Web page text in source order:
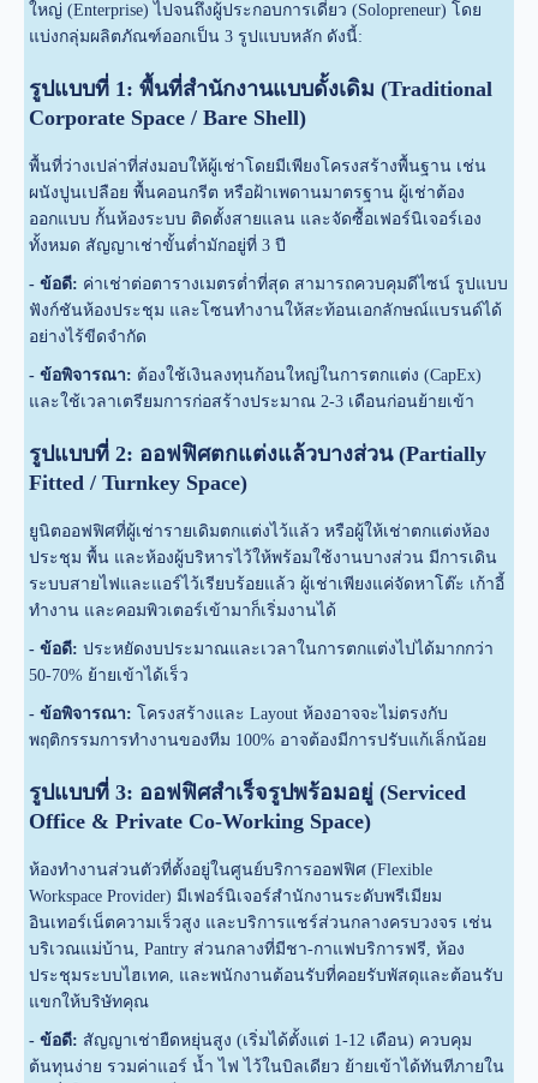
ใหญ่ (Enterprise) ไปจนถึงผู้ประกอบการเดี่ยว (Solopreneur) โดย
แบ่งกลุ่มผลิตภัณฑ์ออกเป็น 3 รูปแบบหลัก ดังนี้:
รูปแบบที่ 1: พื้นที่สำนักงานแบบดั้งเดิม (Traditional
Corporate Space / Bare Shell)
พื้นที่ว่างเปล่าที่ส่งมอบให้ผู้เช่าโดยมีเพียงโครงสร้างพื้นฐาน เช่น
ผนังปูนเปลือย พื้นคอนกรีต หรือฝ้าเพดานมาตรฐาน ผู้เช่าต้อง
ออกแบบ กั้นห้องระบบ ติดตั้งสายแลน และจัดซื้อเฟอร์นิเจอร์เอง
ทั้งหมด สัญญาเช่าขั้นต่ำมักอยู่ที่ 3 ปี
- ข้อดี: ค่าเช่าต่อตารางเมตรต่ำที่สุด สามารถควบคุมดีไซน์ รูปแบบ
ฟังก์ชันห้องประชุม และโซนทำงานให้สะท้อนเอกลักษณ์แบรนด์ได้
อย่างไร้ขีดจำกัด
- ข้อพิจารณา: ต้องใช้เงินลงทุนก้อนใหญ่ในการตกแต่ง (CapEx)
และใช้เวลาเตรียมการก่อสร้างประมาณ 2-3 เดือนก่อนย้ายเข้า
รูปแบบที่ 2: ออฟฟิศตกแต่งแล้วบางส่วน (Partially
Fitted / Turnkey Space)
ยูนิตออฟฟิศที่ผู้เช่ารายเดิมตกแต่งไว้แล้ว หรือผู้ให้เช่าตกแต่งห้อง
ประชุม พื้น และห้องผู้บริหารไว้ให้พร้อมใช้งานบางส่วน มีการเดิน
ระบบสายไฟและแอร์ไว้เรียบร้อยแล้ว ผู้เช่าเพียงแค่จัดหาโต๊ะ เก้าอี้
ทำงาน และคอมพิวเตอร์เข้ามาก็เริ่มงานได้
- ข้อดี: ประหยัดงบประมาณและเวลาในการตกแต่งไปได้มากกว่า
50-70% ย้ายเข้าได้เร็ว
- ข้อพิจารณา: โครงสร้างและ Layout ห้องอาจจะไม่ตรงกับ
พฤติกรรมการทำงานของทีม 100% อาจต้องมีการปรับแก้เล็กน้อย
รูปแบบที่ 3: ออฟฟิศสำเร็จรูปพร้อมอยู่ (Serviced
Office & Private Co-Working Space)
ห้องทำงานส่วนตัวที่ตั้งอยู่ในศูนย์บริการออฟฟิศ (Flexible
Workspace Provider) มีเฟอร์นิเจอร์สำนักงานระดับพรีเมียม
อินเทอร์เน็ตความเร็วสูง และบริการแชร์ส่วนกลางครบวงจร เช่น
บริเวณแม่บ้าน, Pantry ส่วนกลางที่มีชา-กาแฟบริการฟรี, ห้อง
ประชุมระบบไฮเทค, และพนักงานต้อนรับที่คอยรับพัสดุและต้อนรับ
แขกให้บริษัทคุณ
- ข้อดี: สัญญาเช่ายืดหยุ่นสูง (เริ่มได้ตั้งแต่ 1-12 เดือน) ควบคุม
ต้นทุนง่าย รวมค่าแอร์ น้ำ ไฟ ไว้ในบิลเดียว ย้ายเข้าได้ทันทีภายใน